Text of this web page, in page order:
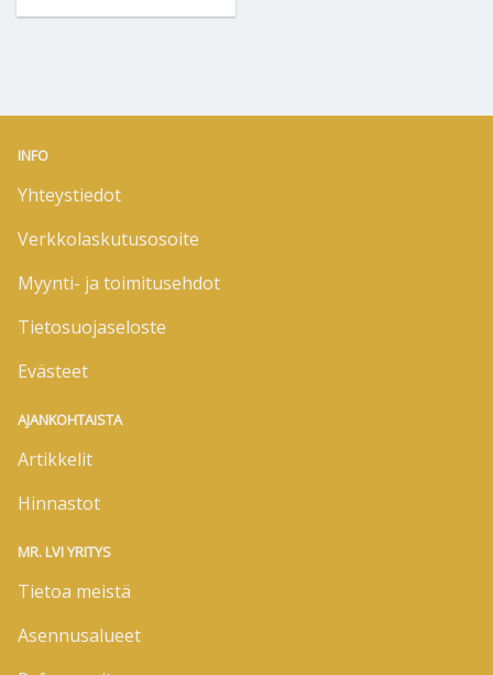
INFO
Yhteystiedot
Verkkolaskutusosoite
Myynti- ja toimitusehdot
Tietosuojaseloste
Evästeet
AJANKOHTAISTA
Artikkelit
Hinnastot
MR. LVI YRITYS
Tietoa meistä
Asennusalueet